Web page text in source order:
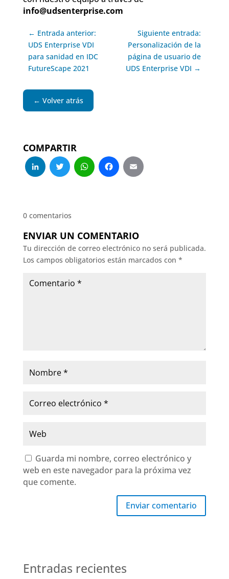
info@udsenterprise.com
← Entrada anterior:
UDS Enterprise VDI
para sanidad en IDC
FutureScape 2021
Siguiente entrada:
Personalización de la
página de usuario de
UDS Enterprise VDI →
← Volver atrás
COMPARTIR
LinkedIn
Twitter
WhatsApp
Facebook
0 comentarios
ENVIAR UN COMENTARIO
Tu dirección de correo electrónico no será publicada.
Los campos obligatorios están marcados con *
Guarda mi nombre, correo electrónico y
web en este navegador para la próxima vez
que comente.
Enviar comentario
Entradas recientes